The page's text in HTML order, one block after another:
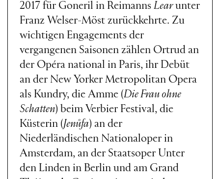
2017 für Goneril in Reimanns Learunter
Franz Welser-Möst zurückkehrte. Zu
wichtigen Engagements der
vergangenen Saisonen zählen Ortrud an
der Opéra national in Paris, ihr Debüt
an der New Yorker Metropolitan Opera
als Kundry, die Amme (Die Frau ohne
Schatten) beim Verbier Festival, die
Küsterin (Jenůfa) an der
Niederländischen Nationaloper in
Amsterdam, an der Staatsoper Unter
den Linden in Berlin und am Grand